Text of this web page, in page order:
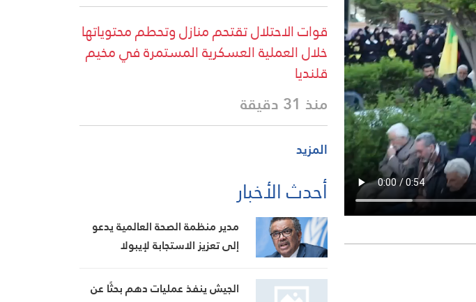
قوات الاحتلال تقتحم منازل وتحطم محتوياتها
خلال العملية العسكرية المستمرة في مخيم
قلنديا
منذ 31 دقيقة
المزيد
أحدث الأخبار
مدير منظمة الصحة العالمية يدعو
إلى تعزيز الاستجابة لإيبولا
الجيش ينفذ عمليات دهم بحثًا عن